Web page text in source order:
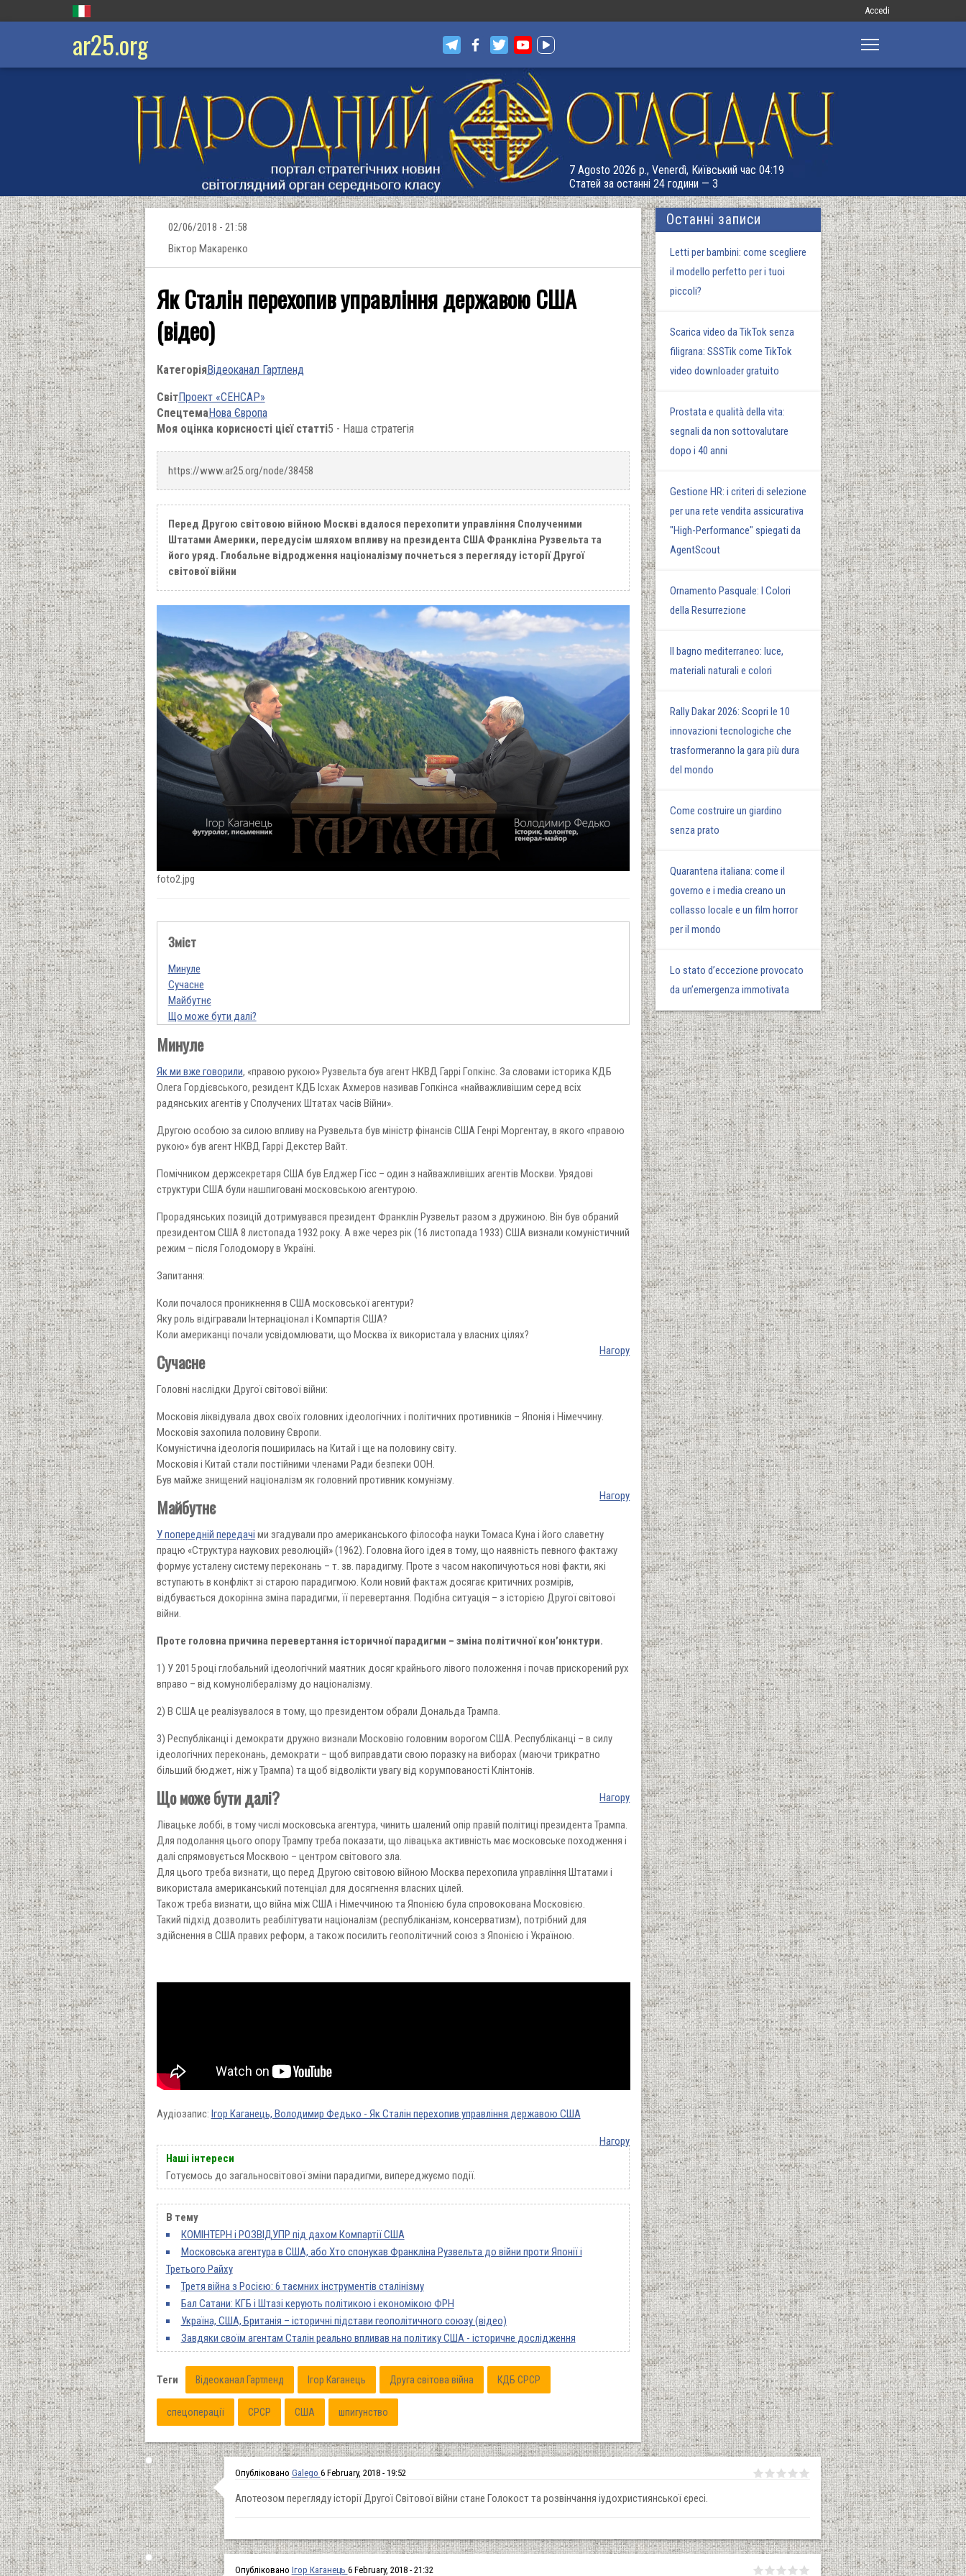
Меню
запису
Accedi
ar25.org
7 Agosto 2026 р., Venerdì, Київський час 04:19
Статей за останні 24 години — 3
02/06/2018 - 21:58
Віктор Макаренко
Як Сталін перехопив управління державою США
(відео)
КатегоріяВідеоканал Гартленд
СвітПроект «СЕНСАР»
СпецтемаНова Європа
Моя оцінка корисності цієї статті5 - Наша стратегія
https://www.ar25.org/node/38458
Перед Другою світовою війною Москві вдалося перехопити управління Сполученими
Штатами Америки, передусім шляхом впливу на президента США Франкліна Рузвельта та
його уряд. Глобальне відродження націоналізму почнеться з перегляду історії Другої
світової війни
foto2.jpg
Зміст
Минуле
Сучасне
Майбутнє
Що може бути далі?
Минуле
Як ми вже говорили, «правою рукою» Рузвельта був агент НКВД Гаррі Гопкінс. За словами історика КДБ
Олега Гордієвського, резидент КДБ Ісхак Ахмеров називав Гопкінса «найважливішим серед всіх
радянських агентів у Сполучених Штатах часів Війни».
Другою особою за силою впливу на Рузвельта був міністр фінансів США Генрі Моргентау, в якого «правою
рукою» був агент НКВД Гаррі Декстер Вайт.
Помічником держсекретаря США був Елджер Гісс – один з найважливіших агентів Москви. Урядові
структури США були нашпиговані московською агентурою.
Прорадянських позицій дотримувався президент Франклін Рузвельт разом з дружиною. Він був обраний
президентом США 8 листопада 1932 року. А вже через рік (16 листопада 1933) США визнали комуністичний
режим – після Голодомору в Україні.
Запитання:
Коли почалося проникнення в США московської агентури?
Яку роль відігравали Інтернаціонал і Компартія США?
Коли американці почали усвідомлювати, що Москва їх використала у власних цілях?
Нагору
Сучасне
Головні наслідки Другої світової війни:
Московія ліквідувала двох своїх головних ідеологічних і політичних противників – Японія і Німеччину.
Московія захопила половину Європи.
Комуністична ідеологія поширилась на Китай і ще на половину світу.
Московія і Китай стали постійними членами Ради безпеки ООН.
Був майже знищений націоналізм як головний противник комунізму.
Нагору
Майбутнє
У попередній передачі ми згадували про американського філософа науки Томаса Куна і його славетну
працю «Структура наукових революцій» (1962). Головна його ідея в тому, що наявність певного фактажу
формує усталену систему переконань – т. зв. парадигму. Проте з часом накопичуються нові факти, які
вступають в конфлікт зі старою парадигмою. Коли новий фактаж досягає критичних розмірів,
відбувається докорінна зміна парадигми, її перевертання. Подібна ситуація – з історією Другої світової
війни.
Проте головна причина перевертання історичної парадигми – зміна політичної кон’юнктури.
1) У 2015 році глобальний ідеологічний маятник досяг крайнього лівого положення і почав прискорений рух
вправо – від комунолібералізму до націоналізму.
2) В США це реалізувалося в тому, що президентом обрали Дональда Трампа.
3) Республіканці і демократи дружно визнали Московію головним ворогом США. Республіканці – в силу
ідеологічних переконань, демократи – щоб виправдати свою поразку на виборах (маючи трикратно
більший бюджет, ніж у Трампа) та щоб відволікти увагу від корумпованості Клінтонів.
Нагору
Що може бути далі?
Лівацьке лоббі, в тому числі московська агентура, чинить шалений опір правій політиці президента Трампа.
Для подолання цього опору Трампу треба показати, що лівацька активність має московське походження і
далі спрямовується Москвою – центром світового зла.
Для цього треба визнати, що перед Другою світовою війною Москва перехопила управління Штатами і
використала американський потенціал для досягнення власних цілей.
Також треба визнати, що війна між США і Німеччиною та Японією була спровокована Московією.
Такий підхід дозволить реабілітувати націоналізм (республіканізм, консерватизм), потрібний для
здійснення в США правих реформ, а також посилить геополітичний союз з Японією і Україною.
Аудіозапис: Ігор Каганець, Володимир Федько - Як Сталін перехопив управління державою США
Нагору
Наші інтереси
Готуємось до загальносвітової зміни парадигми, випереджуємо події.
В тему
КОМІНТЕРН і РОЗВІДУПР під дахом Компартії США
Московська агентура в США, або Хто спонукав Франкліна Рузвельта до війни проти Японії і
Третього Райху
Третя війна з Росією: 6 таємних інструментів сталінізму
Бал Сатани: КГБ і Штазі керують політикою і економікою ФРН
Україна, США, Британія – історичні підстави геополітичного союзу (відео)
Завдяки своїм агентам Сталін реально впливав на політику США - історичне дослідження
Теги Відеоканал Гартленд Ігор Каганець Друга світова війна КДБ СРСР
спецоперації СРСР США шпигунство
Останні записи
Letti per bambini: come scegliere
il modello perfetto per i tuoi
piccoli?
Scarica video da TikTok senza
filigrana: SSSTik come TikTok
video downloader gratuito
Prostata e qualità della vita:
segnali da non sottovalutare
dopo i 40 anni
Gestione HR: i criteri di selezione
per una rete vendita assicurativa
"High-Performance" spiegati da
AgentScout
Ornamento Pasquale: I Colori
della Resurrezione
Il bagno mediterraneo: luce,
materiali naturali e colori
Rally Dakar 2026: Scopri le 10
innovazioni tecnologiche che
trasformeranno la gara più dura
del mondo
Come costruire un giardino
senza prato
Quarantena italiana: come il
governo e i media creano un
collasso locale e un film horror
per il mondo
Lo stato d’eccezione provocato
da un’emergenza immotivata
Опубліковано Galego 6 February, 2018 - 19:52
Апотеозом перегляду історії Другої Світової війни стане Голокост та розвінчання іудохристиянської єресі.
Опубліковано Ігор Каганець 6 February, 2018 - 21:32